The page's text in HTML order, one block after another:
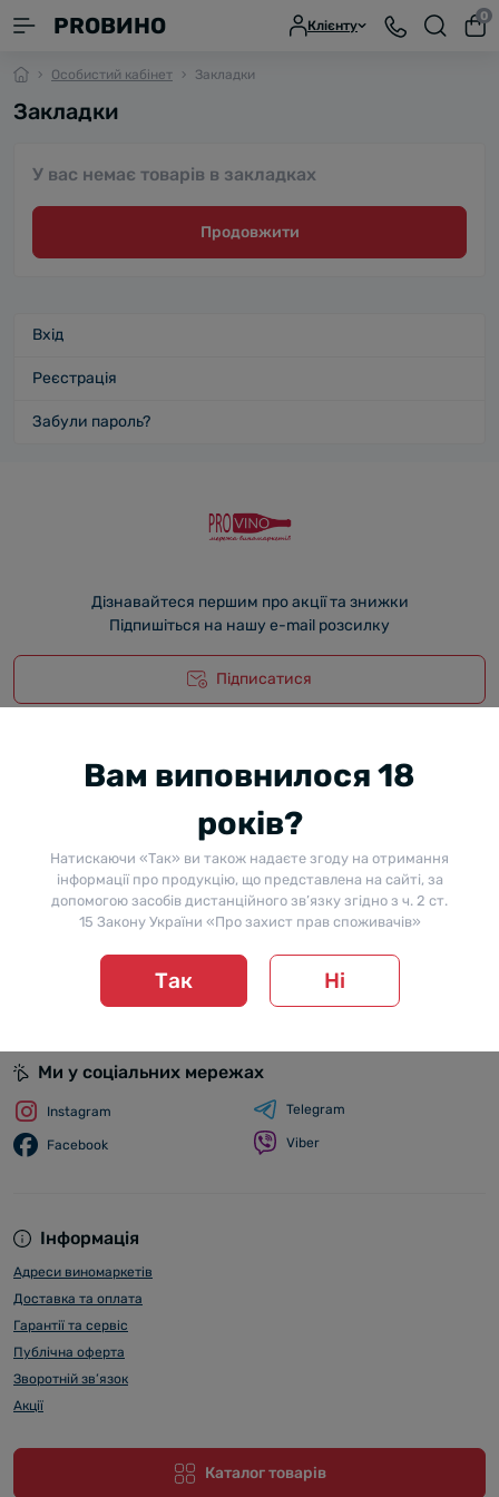
PROВИНО Клієнту
0
Особистий кабінет Закладки
Закладки
У вас немає товарів в закладках
Продовжити
Вхід
Реєстрація
Забули пароль?
Дізнавайтеся першим про акції та знижки
Підпишіться на нашу e-mail розсилку
Підписатися
Телефони Графік роботи
Обробка замовлень:
Будні: з 10:00 до 18:30
Субота, Неділя: з 10:00 до 16:00
E-mail
info@provino.ua
Перейти до контактів
Інформація
Адреси виномаркетів
Доставка та оплата
Гарантії та сервіс
Публічна оферта
Зворотній зв’язок
Акції
Каталог товарів
Ми у соціальних мережах
Instagram
Facebook
Telegram
Viber
Вам виповнилося 18
років?
Натискаючи «Так» ви також надаєте згоду на отримання
інформації про продукцію, що представлена на сайті, за
допомогою засобів дистанційного зв’язку згідно з ч. 2 ст.
15 Закону України «Про захист прав споживачів»
Так Ні